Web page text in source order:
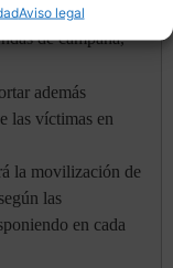
Aviso legalpara
de campaña,
además
las víctimas en
la movilización de
las
en cada